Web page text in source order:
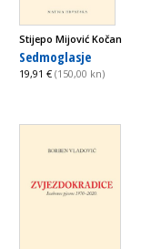
Stijepo Mijović Kočan
Sedmoglasje
19,91 € (150,00 kn)